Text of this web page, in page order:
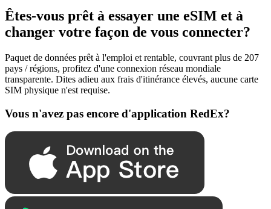
Êtes-vous prêt à essayer une eSIM et à
changer votre façon de vous connecter?
Paquet de données prêt à l'emploi et rentable, couvrant plus de 207
pays / régions, profitez d'une connexion réseau mondiale
transparente. Dites adieu aux frais d'itinérance élevés, aucune carte
SIM physique n'est requise.
Vous n'avez pas encore d'application RedEx?